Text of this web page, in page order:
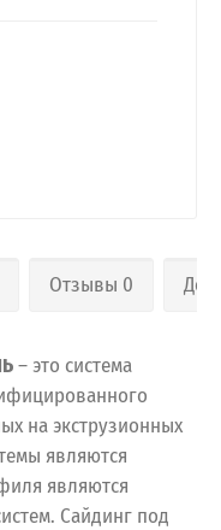
Отзывы 0
– это система
на экструзионных
являются
являются
Сайдинг под